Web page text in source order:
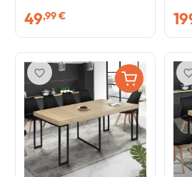
49,99 €
favorite_border